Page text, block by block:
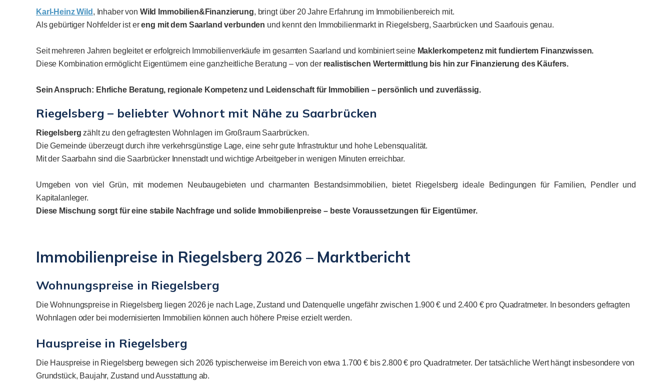
Karl-Heinz Wild , Inhaber von Wild Immobilien&Finanzierung, bringt über 20 Jahre Erfahrung im Immobilienbereich mit.
Als gebürtiger Nohfelder ist ereng mit dem Saarland verbunden und kennt den Immobilienmarkt in Riegelsberg, Saarbrücken und Saarlouis genau.
Seit mehreren Jahren begleitet er erfolgreich Immobilienverkäufe im gesamten Saarland und kombiniert seine Maklerkompetenz mit fundiertem Finanzwissen.
Diese Kombination ermöglicht Eigentümern eine ganzheitliche Beratung – von derrealistischen Wertermittlung bis hin zur Finanzierung des Käufers.
Sein Anspruch: Ehrliche Beratung, regionale Kompetenz und Leidenschaft für Immobilien – persönlich und zuverlässig.
Riegelsberg – beliebter Wohnort mit Nähe zu Saarbrücken
Riegelsberg zählt zu den gefragtesten Wohnlagen im Großraum Saarbrücken.
Die Gemeinde überzeugt durch ihre verkehrsgünstige Lage, eine sehr gute Infrastruktur und hohe Lebensqualität.
Mit der Saarbahn sind die Saarbrücker Innenstadt und wichtige Arbeitgeber in wenigen Minuten erreichbar.
Umgeben von viel Grün, mit modernen Neubaugebieten und charmanten Bestandsimmobilien, bietet Riegelsberg ideale Bedingungen für Familien, Pendler und
Kapitalanleger.
Diese Mischung sorgt für eine stabile Nachfrage und solide Immobilienpreise – beste Voraussetzungen für Eigentümer.
Immobilienpreise in Riegelsberg 2026 – Marktbericht
Wohnungspreise in Riegelsberg
Die Wohnungspreise in Riegelsberg liegen 2026 je nach Lage, Zustand und Datenquelle ungefähr zwischen 1.900 € und 2.400 € pro Quadratmeter. In besonders gefragten
Wohnlagen oder bei modernisierten Immobilien können auch höhere Preise erzielt werden.
Hauspreise in Riegelsberg
Die Hauspreise in Riegelsberg bewegen sich 2026 typischerweise im Bereich von etwa 1.700 € bis 2.800 € pro Quadratmeter. Der tatsächliche Wert hängt insbesondere von
Grundstück, Baujahr, Zustand und Ausstattung ab.